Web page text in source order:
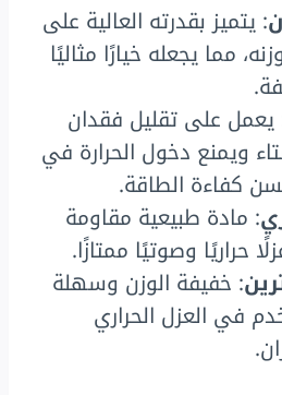
: يتميز بقدرته العالية على
مما يجعله خيارًا مثاليًا
يعمل على تقليل فقدان
ويمنع دخول الحرارة في
كفاءة الطاقة.
: مادة طبيعية مقاومة
حراريًا وصوتيًا ممتازًا.
: خفيفة الوزن وسهلة
في العزل الحراري